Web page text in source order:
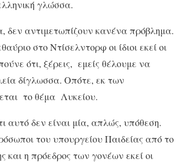
γλώσσα.
δεν αντιμετωπίζουν κανένα πρόβλημα.
στο Ντίσελντορφ οι ίδιοι εκεί οι
ότι, ξέρεις, εμείς θέλουμε να
δίγλωσσα. Οπότε, εκ των
το θέμα Λυκείου.
αυτό δεν είναι μία, απλώς, υπόθεση.
του υπουργείου Παιδείας από το
και η πρόεδρος των γονέων εκεί οι